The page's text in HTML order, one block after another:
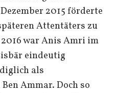
2015 förderte
Attentäters zu
2016 war Anis Amri im
eindeutig
als
Ammar. Doch so